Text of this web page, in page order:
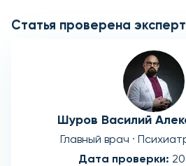
Статья проверена
Шуров Василий
Главный врач ·
Дата проверки: